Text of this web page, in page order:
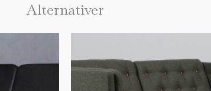
Alternativer